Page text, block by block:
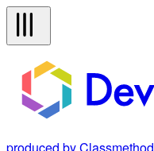
produced by Classmethod